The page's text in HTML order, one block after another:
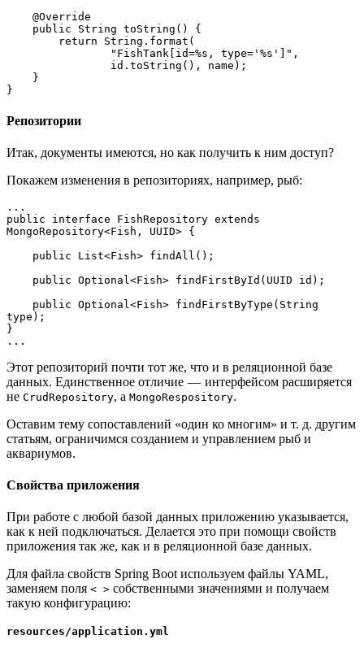
    @Override
    public String toString() {
        return String.format(
                "FishTank[id=%s, type='%s']",
                id.toString(), name);
    }
}
Репозитории
Итак, документы имеются, но как получить к ним доступ?
Покажем изменения в репозиториях, например, рыб:
...
public interface FishRepository extends
MongoRepository<Fish, UUID> {
    public List<Fish> findAll();
    public Optional<Fish> findFirstById(UUID id);
type);
}
...
Этот репозиторий почти тот же, что и в реляционной базе
данных. Единственное отличие — интерфейсом расширяется
не CrudRepository, а MongoRespository.
Оставим тему сопоставлений «один ко многим» и т. д. другим
статьям, ограничимся созданием и управлением рыб и
аквариумов.
Свойства приложения
При работе с любой базой данных приложению указывается,
как к ней подключаться. Делается это при помощи свойств
приложения так же, как и в реляционной базе данных.
Для файла свойств Spring Boot используем файлы YAML,
заменяем поля < > собственными значениями и получаем
такую конфигурацию:
resources/application.yml